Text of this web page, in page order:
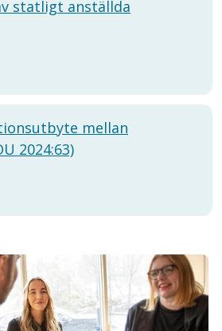
statligt anställda
mellan
2024:63)